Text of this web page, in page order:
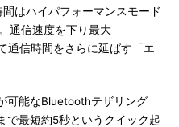
はハイパフォーマンスモード
通信速度を下り最大
通信時間をさらに延ばす「エ
可能なBluetoothテザリング
で最短約5秒というクイック起